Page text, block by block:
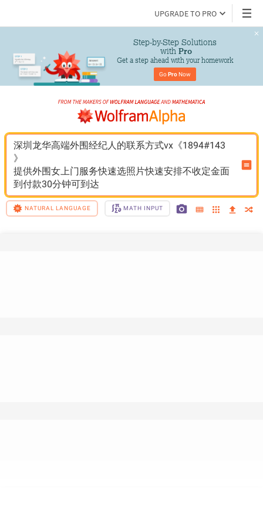
UPGRADE TO PRO
Step-by-Step Solutions
with Pro
Get a step ahead with your homework
Go Pro Now
深圳龙华高端外围经纪人的联系方式vx《1894#143
》
提供外围女上门服务快速选照片快速安排不收定金面
到付款30分钟可到达
NATURAL LANGUAGE MATH INPUT